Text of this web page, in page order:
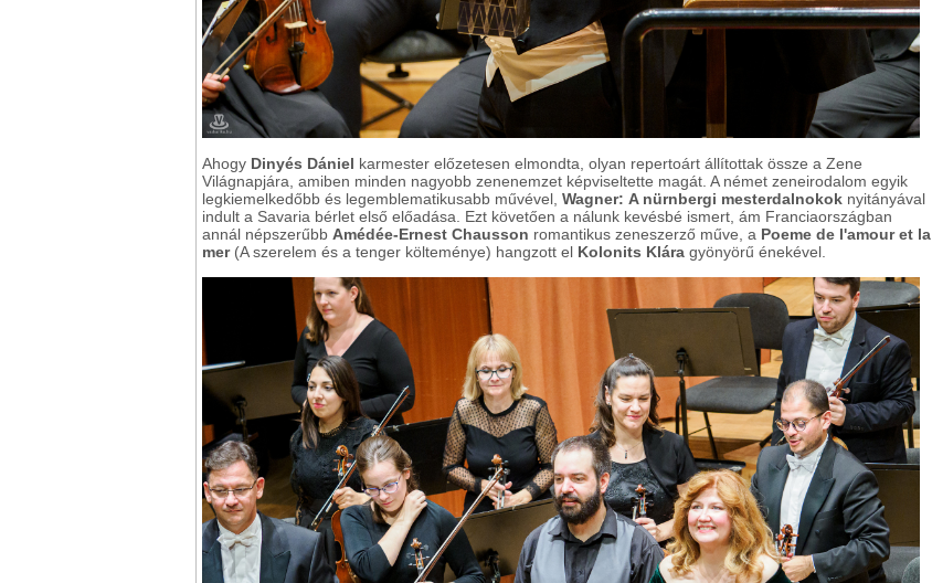
Ahogy Dinyés Dániel karmester előzetesen elmondta, olyan repertoárt állítottak össze a Zene
Világnapjára, amiben minden nagyobb zenenemzet képviseltette magát. A német zeneirodalom egyik
legkiemelkedőbb és legemblematikusabb művével, Wagner: A nürnbergi mesterdalnokok nyitányával
indult a Savaria bérlet első előadása. Ezt követően a nálunk kevésbé ismert, ám Franciaországban
annál népszerűbb Amédée-Ernest Chausson romantikus zeneszerző műve, a Poeme de l'amour et la
mer(A szerelem és a tenger költeménye) hangzott el Kolonits Klára gyönyörű énekével.